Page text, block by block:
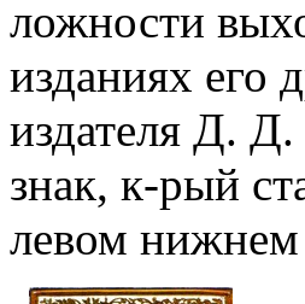
ложности
изданиях его
издателя Д.
знак, к-рый
левом нижнем